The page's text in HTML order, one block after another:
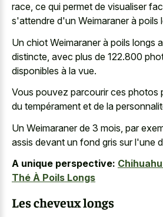
race, ce qui permet de visualiser
s'attendre d'un Weimaraner à poils
Un chiot Weimaraner à poils longs
distincte , avec plus de 122.800
disponibles à la vue.
Vous pouvez parcourir ces photos
du tempérament et de la
Un Weimaraner de 3 mois, par
assis devant un fond gris sur l'une
A unique perspective:
Thé À Poils Longs
Les cheveux longs